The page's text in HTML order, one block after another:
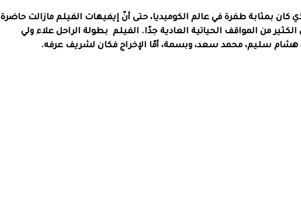
إنتاج عام 2000، والذي كان بمثابة طفرة في عالم الكوميديا، حتى أنّ إيفيهات الفيلم مازالت حاضرة
الكثير من المواقف الحياتية العادية جدًا. الفيلم بطولة الراحل علاء ولي
هشام سليم، محمد سعد، وبسمة، أمّا الإخراج فكان لشريف عرفه.